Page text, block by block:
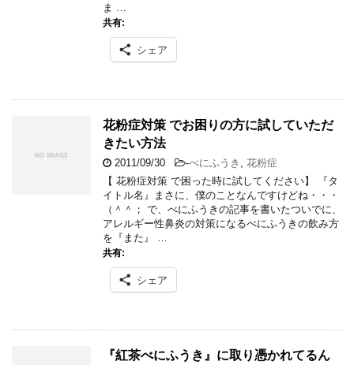
ま …
共有:
シェア
花粉症対策 でお困りの方に試していただ
きたい方法
2011/09/30 -べにふうき
花粉症
【 花粉症対策 で困った時に試してください】 『タ
イトル名』まさに、僕のことなんですけどね・・・
（＾＾； で、べにふうきの記事を書いたついでに、
アレルギー性鼻炎の対策になるべにふうきの飲み方
を『また』 …
共有:
シェア
『紅茶べにふうき』に取り憑かれてるん